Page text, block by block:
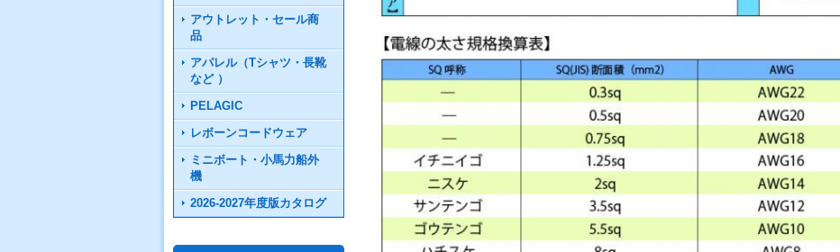
アウトレット・セール商
品
アパレル（Tシャツ・長靴
など ）
PELAGIC
レボーンコードウェア
ミニボート・小馬力船外
機
2026-2027年度版カタログ